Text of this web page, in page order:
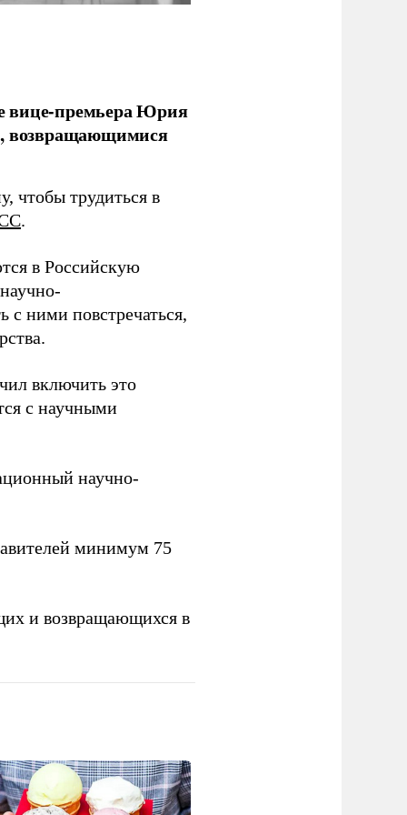
вице-премьера Юрия
возвращающимися
чтобы трудиться в
.
в Российскую
с ними повстречаться,
включить это
с научными
научно-
минимум 75
и возвращающихся в